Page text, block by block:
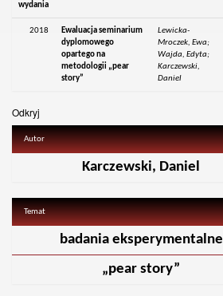
wydania
2018
Ewaluacja seminarium
dyplomowego
opartego na
metodologii „pear
story”
Lewicka-
Mroczek, Ewa;
Wajda, Edyta;
Karczewski,
Daniel
Odkryj
Autor
Karczewski, Daniel
Temat
badania eksperymentalne
„pear story”